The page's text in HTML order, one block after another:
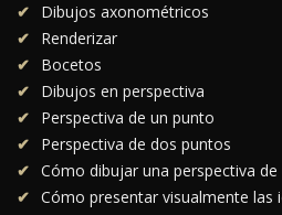
Dibujos axonométricos
Renderizar
Bocetos
Dibujos en perspectiva
Perspectiva de un punto
Perspectiva de dos puntos
Cómo dibujar una perspectiva
Cómo presentar visualmente las